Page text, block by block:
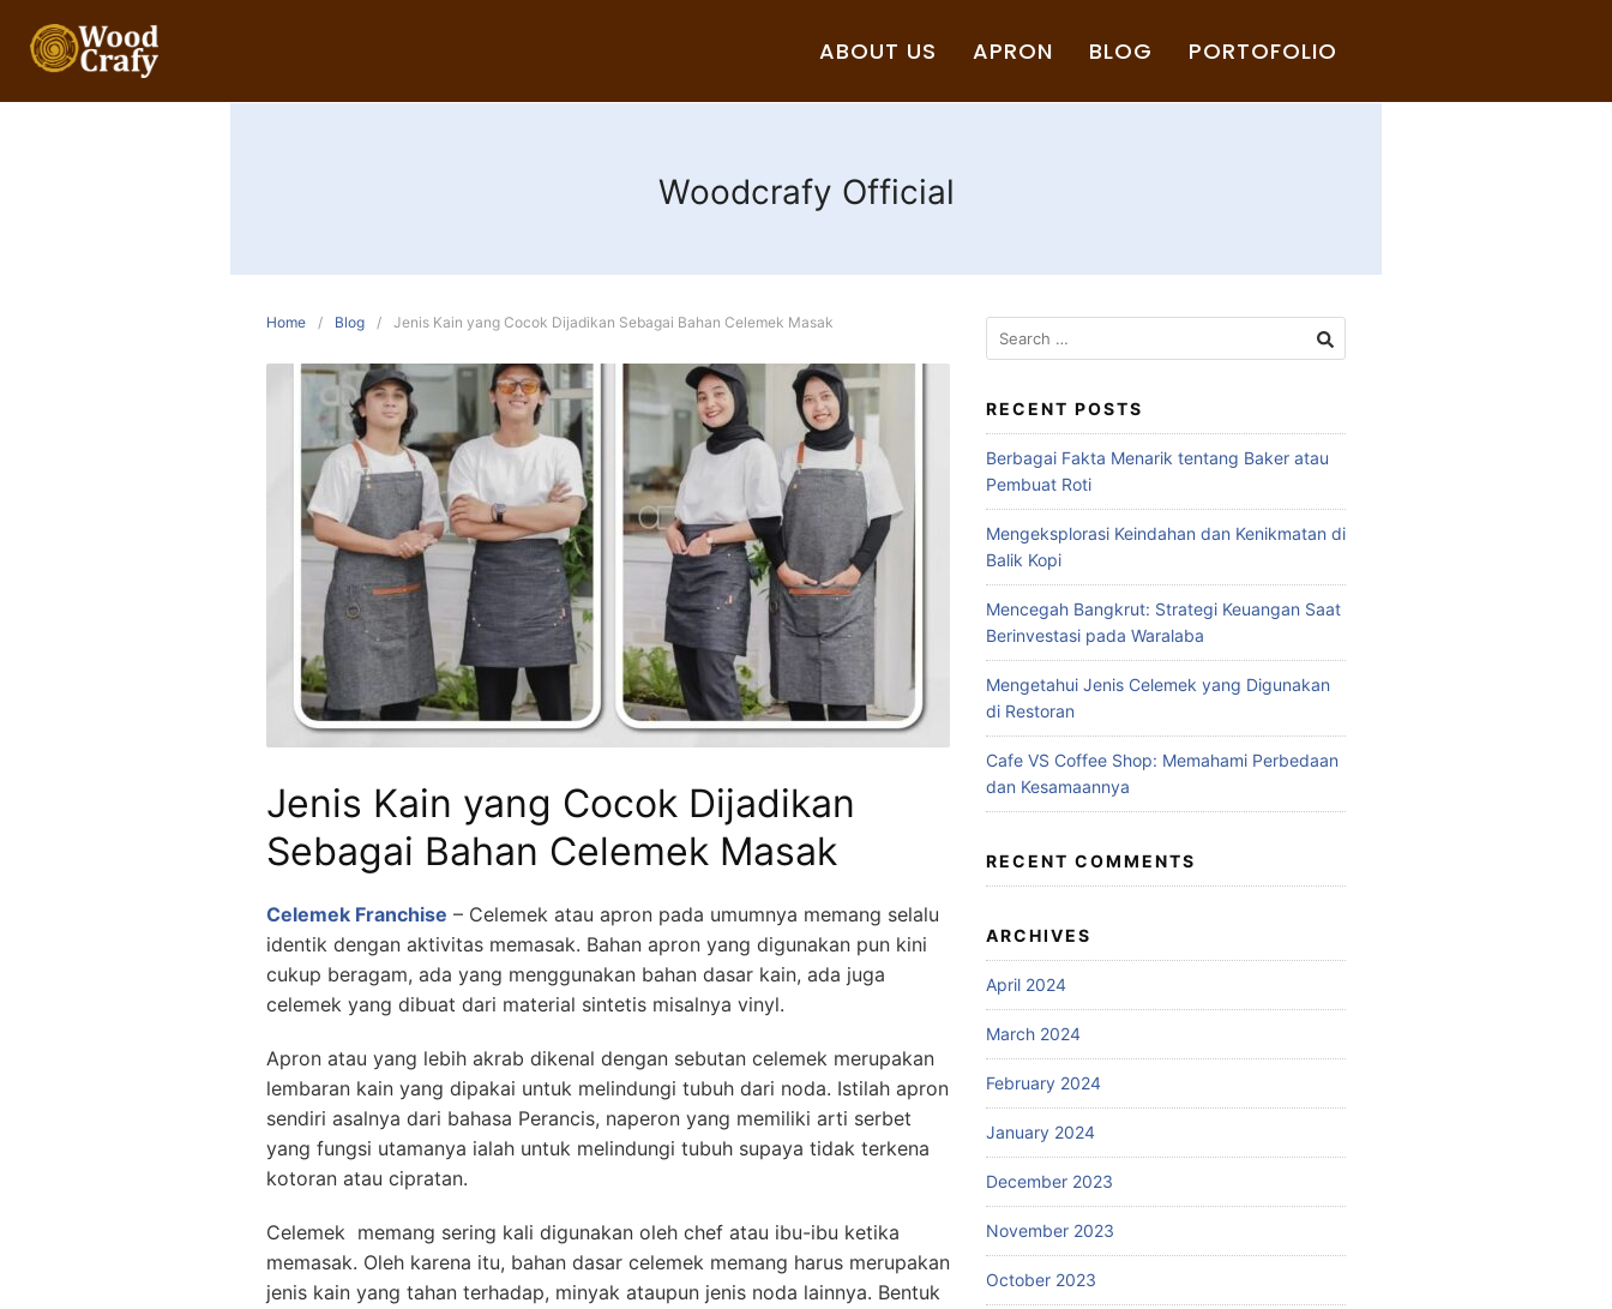
ABOUT US APRON BLOG PORTOFOLIO
Woodcrafy Official
Home Blog Jenis Kain yang Cocok Dijadikan Sebagai Bahan Celemek Masak
Jenis Kain yang Cocok Dijadikan
Sebagai Bahan Celemek Masak
Celemek Franchise – Celemek atau apron pada umumnya memang selalu
identik dengan aktivitas memasak. Bahan apron yang digunakan pun kini
cukup beragam, ada yang menggunakan bahan dasar kain, ada juga
celemek yang dibuat dari material sintetis misalnya vinyl.
Apron atau yang lebih akrab dikenal dengan sebutan celemek merupakan
lembaran kain yang dipakai untuk melindungi tubuh dari noda. Istilah apron
sendiri asalnya dari bahasa Perancis, naperon yang memiliki arti serbet
yang fungsi utamanya ialah untuk melindungi tubuh supaya tidak terkena
kotoran atau cipratan.
Celemek memang sering kali digunakan oleh chef atau ibu-ibu ketika
memasak. Oleh karena itu, bahan dasar celemek memang harus merupakan
jenis kain yang tahan terhadap, minyak ataupun jenis noda lainnya. Bentuk
RECENT POSTS
Berbagai Fakta Menarik tentang Baker atau
Pembuat Roti
Mengeksplorasi Keindahan dan Kenikmatan di
Balik Kopi
Mencegah Bangkrut: Strategi Keuangan Saat
Berinvestasi pada Waralaba
Mengetahui Jenis Celemek yang Digunakan
di Restoran
Cafe VS Coffee Shop: Memahami Perbedaan
dan Kesamaannya
RECENT COMMENTS
ARCHIVES
April 2024
March 2024
February 2024
January 2024
December 2023
November 2023
October 2023